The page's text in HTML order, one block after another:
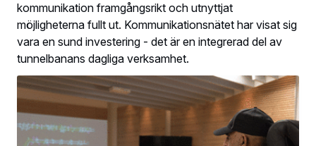
kommunikation framgångsrikt och utnyttjat
möjligheterna fullt ut. Kommunikationsnätet har visat sig
vara en sund investering - det är en integrerad del av
tunnelbanans dagliga verksamhet.